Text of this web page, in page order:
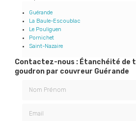
Guérande
La Baule-Escoublac
Le Pouliguen
Pornichet
Saint-Nazaire
Contactez-nous : Étanchéité de
goudron par couvreur Guérande